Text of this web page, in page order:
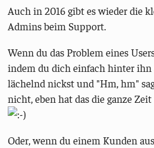
Auch in 2016 gibt es wieder die
Admins beim Support.
Wenn du das Problem eines
indem du dich einfach hinter ihn
lächelnd nickst und "Hm, hm"
nicht, eben hat das die ganze
Oder, wenn du einem Kunden